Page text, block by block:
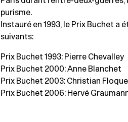
purisme.
Instauré en 1993, le Prix Buchet
suivants:
Prix Buchet 1993: Pierre Chevalley
Prix Buchet 2000: Anne Blanchet
Prix Buchet 2003: Christian
Prix Buchet 2006: Hervé